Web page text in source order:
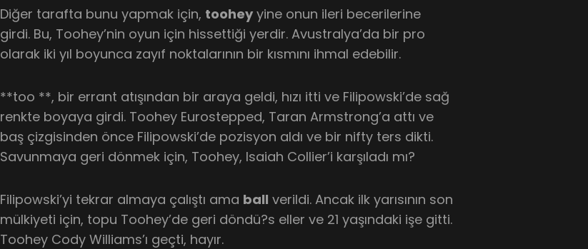
Diğer tarafta bunu yapmak için, toohey yine onun ileri becerilerine
girdi. Bu, Toohey’nin oyun için hissettiği yerdir. Avustralya’da bir pro
olarak iki yıl boyunca zayıf noktalarının bir kısmını ihmal edebilir.
**too **, bir errant atışından bir araya geldi, hızı itti ve Filipowski’de sağ
renkte boyaya girdi. Toohey Eurostepped, Taran Armstrong’a attı ve
baş çizgisinden önce Filipowski’de pozisyon aldı ve bir nifty ters dikti.
Savunmaya geri dönmek için, Toohey, Isaiah Collier’i karşıladı mı?
Filipowski’yi tekrar almaya çalıştı ama ball verildi. Ancak ilk yarısının son
mülkiyeti için, topu Toohey’de geri döndü?s eller ve 21 yaşındaki işe gitti.
Toohey Cody Williams’ı geçti, hayır.